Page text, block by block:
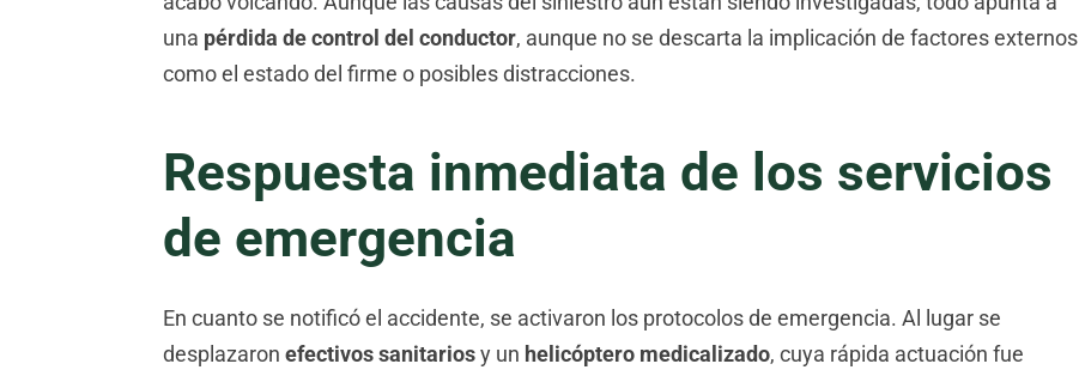
una pérdida de control del conductor, aunque no se descarta la implicación de factores externos
como el estado del firme o posibles distracciones.
Respuesta inmediata de los servicios
de emergencia
En cuanto se notificó el accidente, se activaron los protocolos de emergencia. Al lugar se
desplazaron efectivos sanitariosy un helicóptero medicalizado, cuya rápida actuación fue